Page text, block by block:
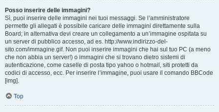
Posso inserire delle immagini?
Sì, puoi inserire delle immagini nei tuoi messaggi. Se l’amministratore
permette gli allegati è possibile caricare delle immagini direttamente sulla
Board; in alternativa devi creare un collegamento a un’immagine ospitata su
un server di pubblico accesso, ad es. http://www.indirizzo-del-
sito.com/immagine.gif. Non puoi inserire immagini che hai sul tuo PC (a meno
che non abbia un server!) o immagini che si trovano dietro sistemi di
autenticazione, come caselle di posta tipo yahoo o hotmail, siti protetti da
codici di accesso, ecc. Per inserire l’immagine, puoi usare il comando BBCode
[img].
Top